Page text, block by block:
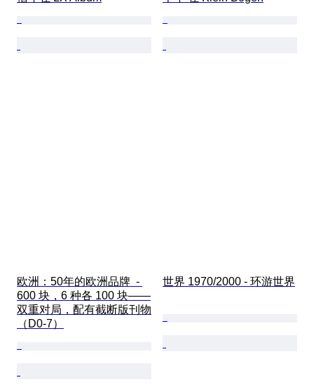
欧洲：50年的欧洲品牌  -
600 块，6 种各 100 块——
双重对局，配有截断版刊物
（D0-7）
世界 1970/2000 - 环游世界